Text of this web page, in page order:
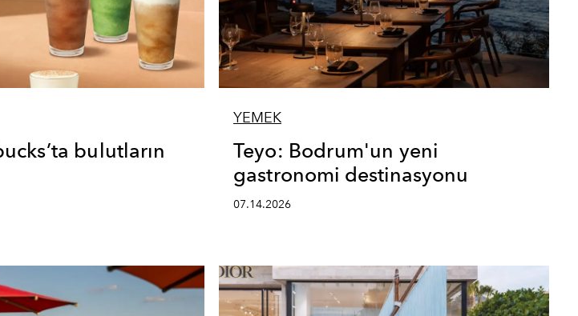
bulutların
YEMEK
Teyo: Bodrum'un yeni
gastronomi destinasyonu
07.14.2026